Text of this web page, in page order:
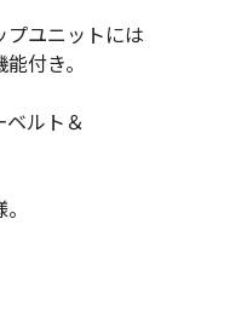
プユニットには
付き。
ルト＆